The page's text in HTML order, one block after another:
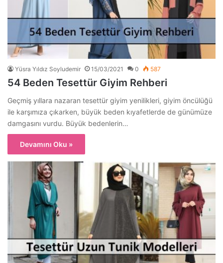
Yüsra Yıldız Soyludemir 15/03/2021 0 587
54 Beden Tesettür Giyim Rehberi
Geçmiş yıllara nazaran tesettür giyim yenilikleri, giyim öncülüğü
ile karşımıza çıkarken, büyük beden kıyafetlerde de günümüze
damgasını vurdu. Büyük bedenlerin…
Devamını Oku »